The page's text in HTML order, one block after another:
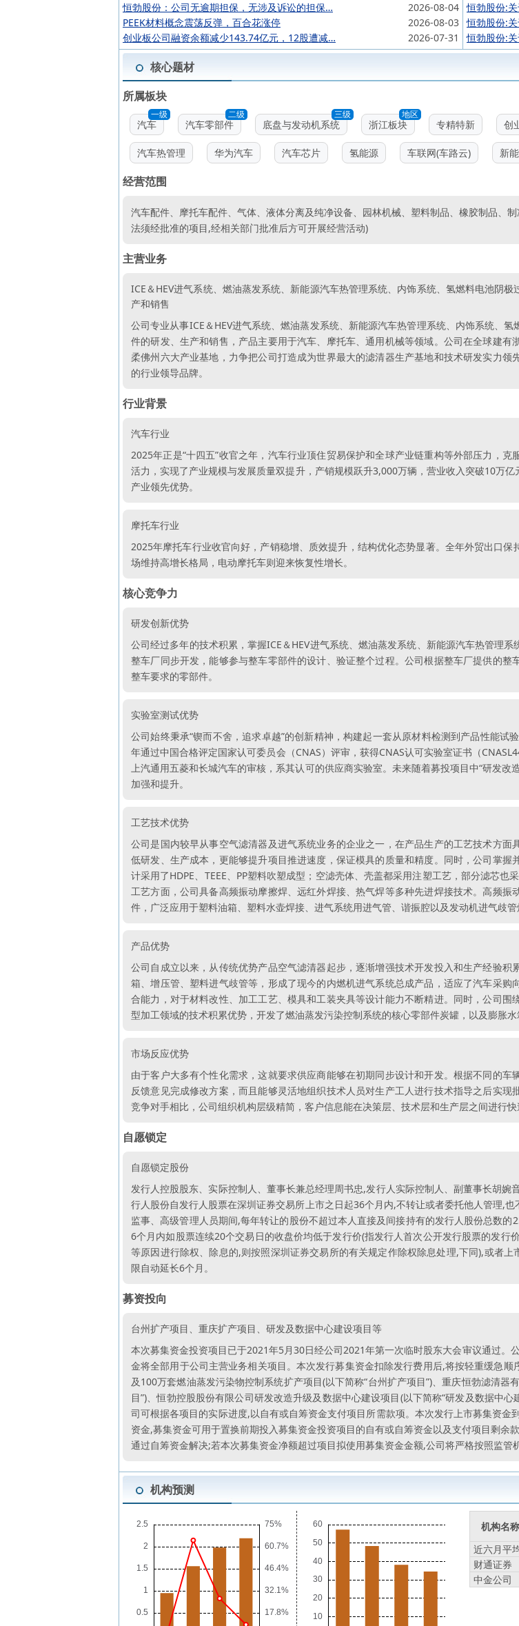
恒勃股份：公司无逾期担保，无涉及诉讼的担保…
2026-08-04
PEEK材料概念震荡反弹，百合花涨停
2026-08-03
创业板公司融资余额减少143.74亿元，12股遭减…
2026-07-31
恒勃股份:
恒勃股份:
恒勃股份:
核心题材
所属板块
一级
汽车
二级
汽车零部件
三级
底盘与发动机系统
地区
浙江板块 专精特新 创
汽车热管理 华为汽车 汽车芯片 氢能源 车联网(车路云) 新
经营范围
汽车配件、摩托车配件、气体、液体分离及纯净设备、园林机械、塑料制品、橡胶制品、
法须经批准的项目,经相关部门批准后方可开展经营活动)
主营业务
ICE＆HEV进气系统、燃油蒸发系统、新能源汽车热管理系统、内饰系统、氢燃料电池阴
产和销售
公司专业从事ICE＆HEV进气系统、燃油蒸发系统、新能源汽车热管理系统、内饰系统、
件的研发、生产和销售，产品主要用于汽车、摩托车、通用机械等领域。公司在全球建
柔佛州六大产业基地，力争把公司打造成为世界最大的滤清器生产基地和技术研发实力
的行业领导品牌。
行业背景
汽车行业
2025年正是“十四五”收官之年，汽车行业顶住贸易保护和全球产业链重构等外部压力，
活力，实现了产业规模与发展质量双提升，产销规模跃升3,000万辆，营业收入突破10万
产业领先优势。
摩托车行业
2025年摩托车行业收官向好，产销稳增、质效提升，结构优化态势显著。全年外贸出口
场维持高增长格局，电动摩托车则迎来恢复性增长。
核心竞争力
研发创新优势
公司经过多年的技术积累，掌握ICE＆HEV进气系统、燃油蒸发系统、新能源汽车热管理
整车厂同步开发，能够参与整车零部件的设计、验证整个过程。公司根据整车厂提供的
整车要求的零部件。
实验室测试优势
公司始终秉承“锲而不舍，追求卓越”的创新精神，构建起一套从原材料检测到产品性能
年通过中国合格评定国家认可委员会（CNAS）评审，获得CNAS认可实验室证书（
上汽通用五菱和长城汽车的审核，系其认可的供应商实验室。未来随着募投项目中“研发
加强和提升。
工艺技术优势
公司是国内较早从事空气滤清器及进气系统业务的企业之一，在产品生产的工艺技术方
低研发、生产成本，更能够提升项目推进速度，保证模具的质量和精度。同时，公司掌
计采用了HDPE、TEEE、PP塑料吹塑成型；空滤壳体、壳盖都采用注塑工艺，部分滤芯
工艺方面，公司具备高频振动摩擦焊、远红外焊接、热气焊等多种先进焊接技术。高频
件，广泛应用于塑料油箱、塑料水壶焊接、进气系统用进气管、谐振腔以及发动机进气歧管
产品优势
公司自成立以来，从传统优势产品空气滤清器起步，逐渐增强技术开发投入和生产经验
箱、增压管、塑料进气歧管等，形成了现今的内燃机进气系统总成产品，适应了汽车采
合能力，对于材料改性、加工工艺、模具和工装夹具等设计能力不断精进。同时，公司
型加工领域的技术积累优势，开发了燃油蒸发污染控制系统的核心零部件炭罐，以及膨胀水
市场反应优势
由于客户大多有个性化需求，这就要求供应商能够在初期同步设计和开发。根据不同的
反馈意见完成修改方案，而且能够灵活地组织技术人员对生产工人进行技术指导之后实
竞争对手相比，公司组织机构层级精简，客户信息能在决策层、技术层和生产层之间进行
自愿锁定
自愿锁定股份
发行人控股股东、实际控制人、董事长兼总经理周书忠,发行人实际控制人、副董事长胡
行人股份自发行人股票在深圳证券交易所上市之日起36个月内,不转让或者委托他人管理,
监事、高级管理人员期间,每年转让的股份不超过本人直接及间接持有的发行人股份总数
6个月内如股票连续20个交易日的收盘价均低于发行价(指发行人首次公开发行股票的发
等原因进行除权、除息的,则按照深圳证券交易所的有关规定作除权除息处理,下同),或者
限自动延长6个月。
募资投向
台州扩产项目、重庆扩产项目、研发及数据中心建设项目等
本次募集资金投资项目已于2021年5月30日经公司2021年第一次临时股东大会审议通过。
金将全部用于公司主营业务相关项目。本次发行募集资金扣除发行费用后,将按轻重缓急
及100万套燃油蒸发污染物控制系统扩产项目(以下简称“台州扩产项目”)、重庆恒勃滤清
目”)、恒勃控股股份有限公司研发改造升级及数据中心建设项目(以下简称“研发及数据中
司可根据各项目的实际进度,以自有或自筹资金支付项目所需款项。本次发行上市募集资
资金,募集资金可用于置换前期投入募集资金投资项目的自有或自筹资金以及支付项目剩
通过自筹资金解决;若本次募集资金净额超过项目拟使用募集资金金额,公司将严格按照监管
机构预测
机构名称
近六月平
财通证券
中金公司